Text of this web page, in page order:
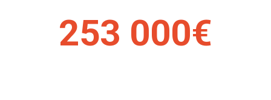
253 000€